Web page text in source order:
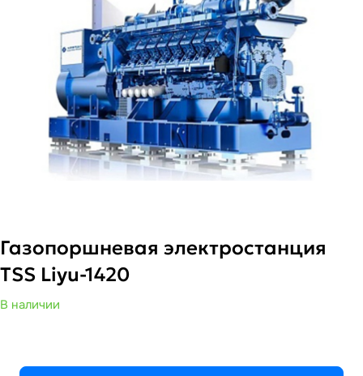
Газопоршневая электростанция
TSS Liyu-1420
В наличии